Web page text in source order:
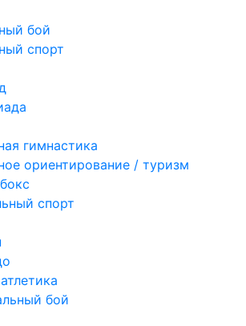
бой
спорт
гимнастика
ориентирование / туризм
спорт
бой